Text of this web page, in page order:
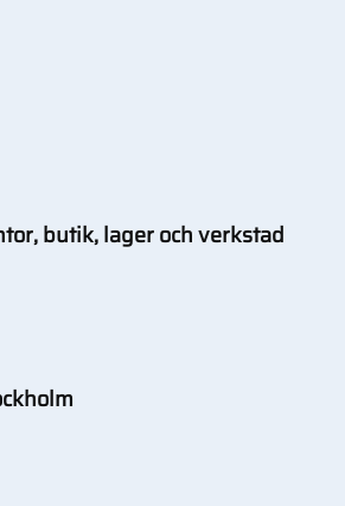
butik, lager och verkstad